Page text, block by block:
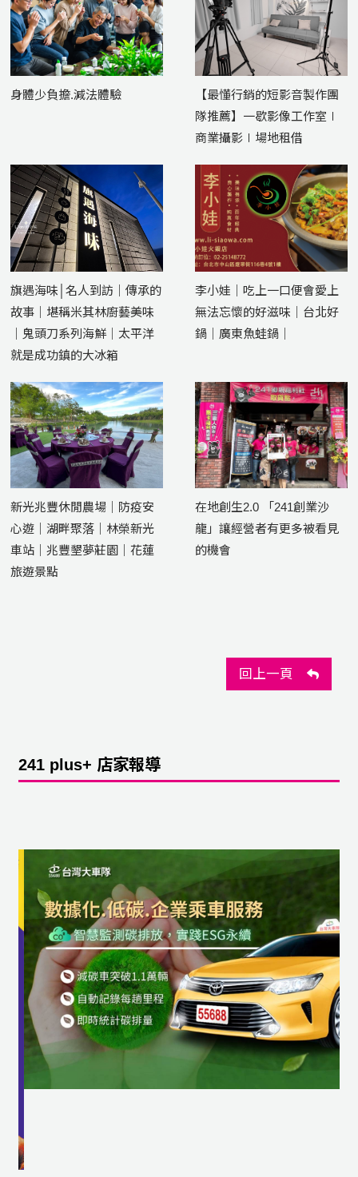
身體少負擔.減法體驗
【最懂行銷的短影音製作團
隊推薦】一歇影像工作室∣
商業攝影∣場地租借
旗遇海味│名人到訪｜傳承的
故事｜堪稱米其林廚藝美味
｜鬼頭刀系列海鮮｜太平洋
就是成功鎮的大冰箱
李小娃｜吃上一口便會愛上
無法忘懷的好滋味｜台北好
鍋｜廣東魚蛙鍋｜
新光兆豐休閒農場｜防疫安
心遊｜湖畔聚落｜林榮新光
車站｜兆豐墾夢莊園｜花蓮
旅遊景點
在地創生2.0 「241創業沙
龍」讓經營者有更多被看見
的機會
回上一頁
241 plus+ 店家報導